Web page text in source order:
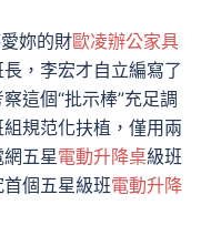
妳的財歐凌辦公家具
，李宏才自立編寫了
這個“批示棒”充足調
規范化扶植，僅用兩
五星電動升降桌級班
個五星級班電動升降